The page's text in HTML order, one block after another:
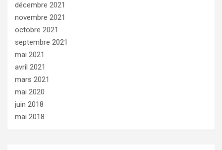
décembre 2021
novembre 2021
octobre 2021
septembre 2021
mai 2021
avril 2021
mars 2021
mai 2020
juin 2018
mai 2018